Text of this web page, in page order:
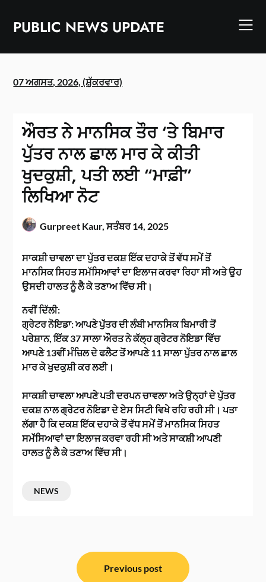
contentPUBLIC NEWS UPDATE
07 ਅਗਸਤ, 2026, (ਸ਼ੁੱਕਰਵਾਰ)
ਔਰਤ ਨੇ ਮਾਨਸਿਕ ਤੌਰ ‘ਤੇ ਬਿਮਾਰ
ਪੁੱਤਰ ਨਾਲ ਛਾਲ ਮਾਰ ਕੇ ਕੀਤੀ
ਖੁਦਕੁਸ਼ੀ, ਪਤੀ ਲਈ “ਮਾਫ਼ੀ”
ਲਿਖਿਆ ਨੋਟ
Gurpreet Kaur,ਸਤੰਬਰ 14, 2025
ਸਾਕਸ਼ੀ ਚਾਵਲਾ ਦਾ ਪੁੱਤਰ ਦਕਸ਼ ਇੱਕ ਦਹਾਕੇ ਤੋਂ ਵੱਧ ਸਮੇਂ ਤੋਂ
ਮਾਨਸਿਕ ਸਿਹਤ ਸਮੱਸਿਆਵਾਂ ਦਾ ਇਲਾਜ ਕਰਵਾ ਰਿਹਾ ਸੀ ਅਤੇ ਉਹ
ਉਸਦੀ ਹਾਲਤ ਨੂੰ ਲੈ ਕੇ ਤਣਾਅ ਵਿੱਚ ਸੀ।
ਨਵੀਂ ਦਿੱਲੀ:
ਗ੍ਰੇਟਰ ਨੋਇਡਾ: ਆਪਣੇ ਪੁੱਤਰ ਦੀ ਲੰਬੀ ਮਾਨਸਿਕ ਬਿਮਾਰੀ ਤੋਂ
ਪਰੇਸ਼ਾਨ, ਇੱਕ 37 ਸਾਲਾ ਔਰਤ ਨੇ ਕੱਲ੍ਹ ਗ੍ਰੇਟਰ ਨੋਇਡਾ ਵਿੱਚ
ਆਪਣੇ 13ਵੀਂ ਮੰਜ਼ਿਲ ਦੇ ਫਲੈਟ ਤੋਂ ਆਪਣੇ 11 ਸਾਲਾ ਪੁੱਤਰ ਨਾਲ ਛਾਲ
ਮਾਰ ਕੇ ਖੁਦਕੁਸ਼ੀ ਕਰ ਲਈ।
ਸਾਕਸ਼ੀ ਚਾਵਲਾ ਆਪਣੇ ਪਤੀ ਦਰਪਨ ਚਾਵਲਾ ਅਤੇ ਉਨ੍ਹਾਂ ਦੇ ਪੁੱਤਰ
ਦਕਸ਼ ਨਾਲ ਗ੍ਰੇਟਰ ਨੋਇਡਾ ਦੇ ਏਸ ਸਿਟੀ ਵਿਖੇ ਰਹਿ ਰਹੀ ਸੀ। ਪਤਾ
ਲੱਗਾ ਹੈ ਕਿ ਦਕਸ਼ ਇੱਕ ਦਹਾਕੇ ਤੋਂ ਵੱਧ ਸਮੇਂ ਤੋਂ ਮਾਨਸਿਕ ਸਿਹਤ
ਸਮੱਸਿਆਵਾਂ ਦਾ ਇਲਾਜ ਕਰਵਾ ਰਹੀ ਸੀ ਅਤੇ ਸਾਕਸ਼ੀ ਆਪਣੀ
ਹਾਲਤ ਨੂੰ ਲੈ ਕੇ ਤਣਾਅ ਵਿੱਚ ਸੀ।
NEWS
Previous post